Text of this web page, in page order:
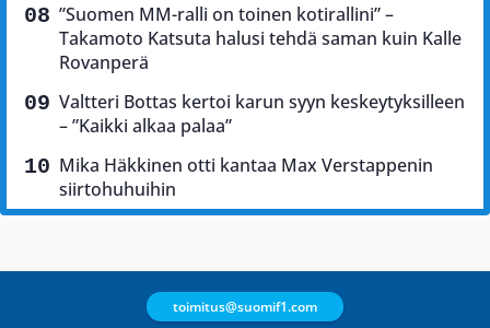
”Suomen MM-ralli on toinen kotirallini” –
Takamoto Katsuta halusi tehdä saman kuin Kalle
Rovanperä
Valtteri Bottas kertoi karun syyn keskeytyksilleen
– ”Kaikki alkaa palaa”
Mika Häkkinen otti kantaa Max Verstappenin
siirtohuhuihin
toimitus@suomif1.com